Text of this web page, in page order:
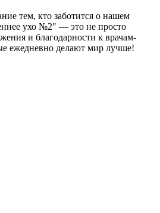
тем, кто заботится о нашем
ухо №2" — это не просто
и благодарности к врачам-
ежедневно делают мир лучше!